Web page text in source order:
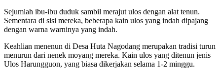
Sejumlah ibu-ibu duduk sambil merajut ulos dengan alat tenun.
Sementara di sisi mereka, beberapa kain ulos yang indah dipajang
dengan warna warninya yang indah.
Keahlian menenun di Desa Huta Nagodang merupakan tradisi turun
menurun dari nenek moyang mereka. Kain ulos yang ditenun jenis
Ulos Harungguon, yang biasa dikerjakan selama 1-2 minggu.